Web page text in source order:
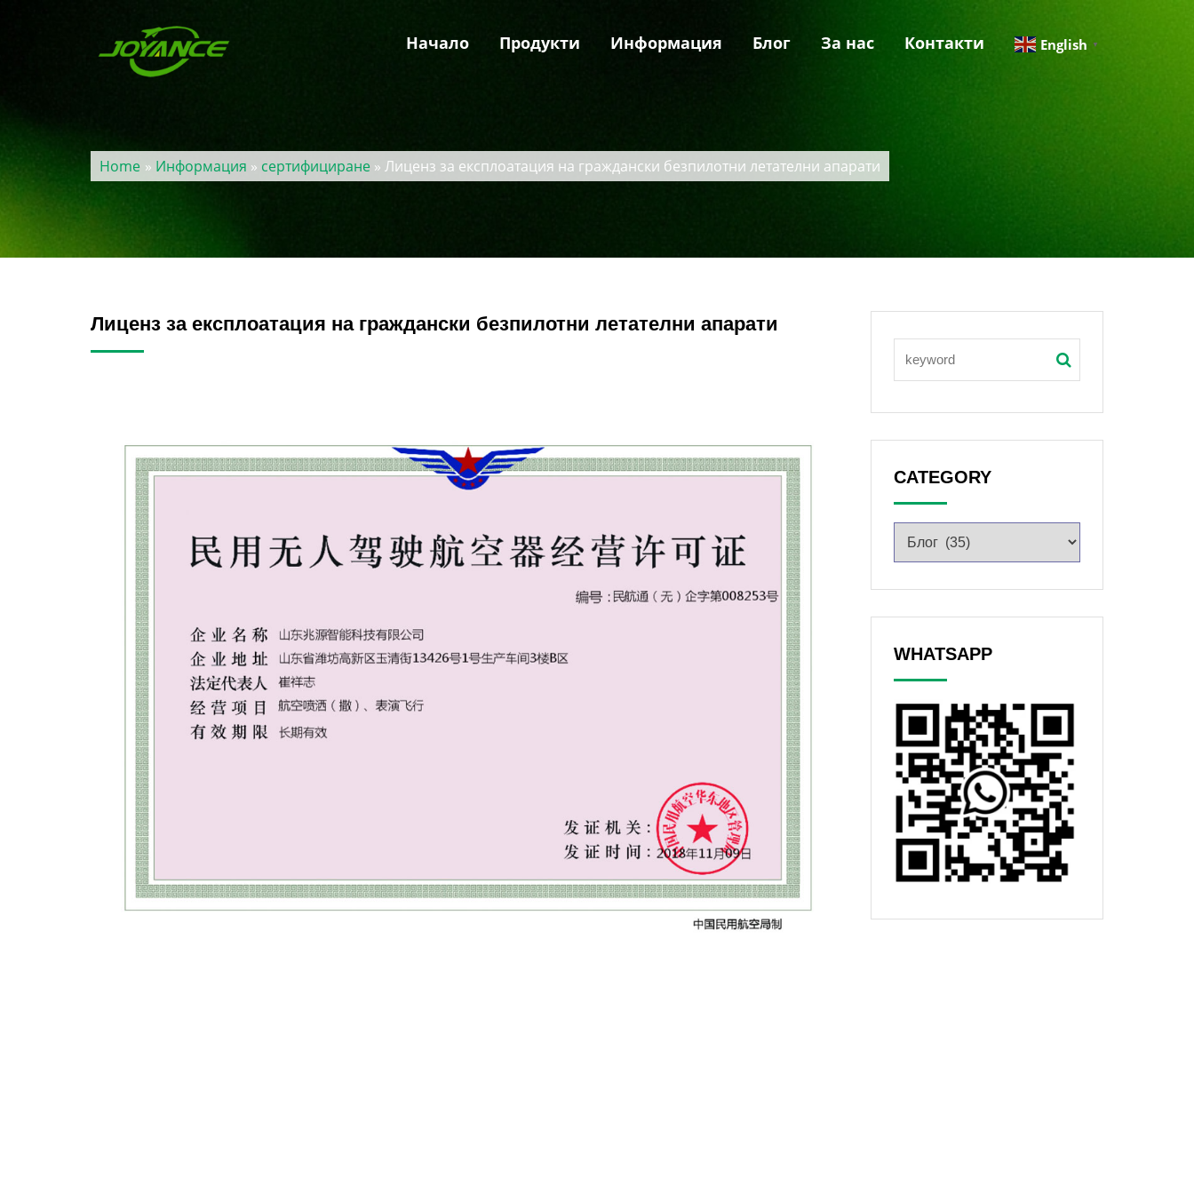
Начало Продукти Информация Блог За нас Контакти English ▼
Home » Информация » сертифициране » Лиценз за експлоатация на граждански безпилотни летателни апарати
Лиценз за експлоатация на граждански безпилотни летателни апарати
CATEGORY
WHATSAPP